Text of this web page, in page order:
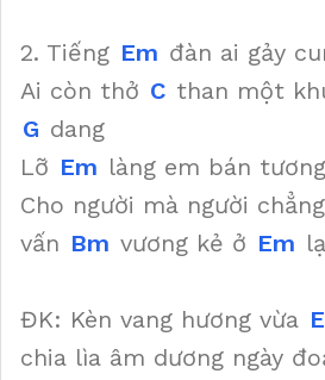
2. Tiếng Em đàn ai gảy
Ai còn thở C than một
G dang
Lỡ Em làng em bán tương
Cho người mà người chẳng
vấn Bm vương kẻ ở Em
ĐK: Kèn vang hương vừa
chia lìa âm dương ngày